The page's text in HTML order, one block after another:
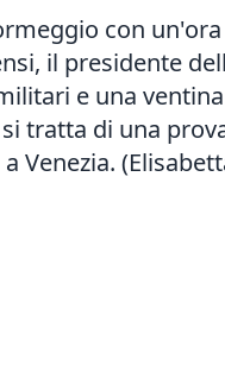
con
il presidente
e una
tratta di una
Venezia.